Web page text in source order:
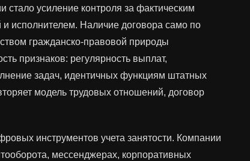
усиление контроля за фактическим
исполнителем. Наличие договора само по
гражданско-правовой природы
признаков: регулярность выплат,
задач, идентичных функциям штатных
модель трудовых отношений, договор
инструментов учета занятости. Компании
мессенджерах, корпоративных